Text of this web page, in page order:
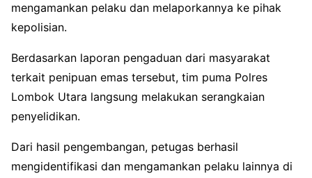
mengamankan pelaku dan melaporkannya ke pihak
kepolisian.
Berdasarkan laporan pengaduan dari masyarakat
terkait penipuan emas tersebut, tim puma Polres
Lombok Utara langsung melakukan serangkaian
penyelidikan.
Dari hasil pengembangan, petugas berhasil
mengidentifikasi dan mengamankan pelaku lainnya di